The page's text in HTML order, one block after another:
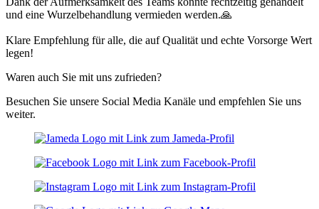
und eine Wurzelbehandlung vermieden werden.🙏
Klare Empfehlung für alle, die auf Qualität und echte Vorsorge Wert
legen!
Waren auch Sie mit uns zufrieden?
Besuchen Sie unsere Social Media Kanäle und empfehlen Sie uns
weiter.